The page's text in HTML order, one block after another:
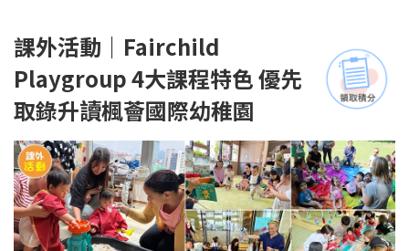
課外活動｜Fairchild
Playgroup 4大課程特色 優先
取錄升讀楓薈國際幼稚園